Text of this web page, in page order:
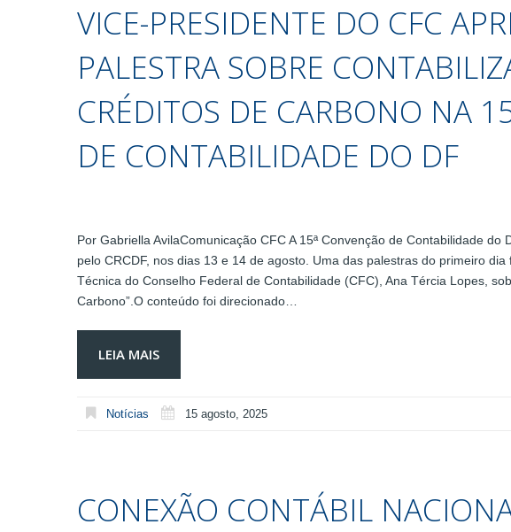
VICE-PRESIDENTE DO CFC
PALESTRA SOBRE
CRÉDITOS DE CARBONO NA
DE CONTABILIDADE DO DF
Por Gabriella AvilaComunicação CFC A 15ª Convenção de Contabilidade
pelo CRCDF, nos dias 13 e 14 de agosto. Uma das palestras do primeiro
Técnica do Conselho Federal de Contabilidade (CFC), Ana Tércia Lopes,
Carbono”.O conteúdo foi direcionado…
LEIA MAIS
Notícias 15 agosto, 2025
CONEXÃO CONTÁBIL